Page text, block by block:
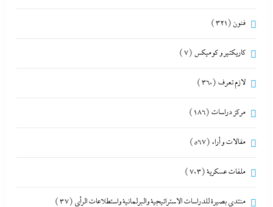
فنون (321)
كاريكتير و كوميكس (7)
لازم تعرف (360)
مركز دراسات (186)
مقالات و أراء (567)
ملفات عسكرية(703)
منتدى بصيرة للدراسات الاستراتيجية والبرلمانية واستطلاعات الرأى (37)